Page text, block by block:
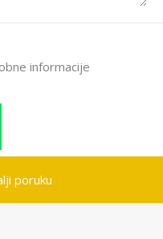
informacije
poruku